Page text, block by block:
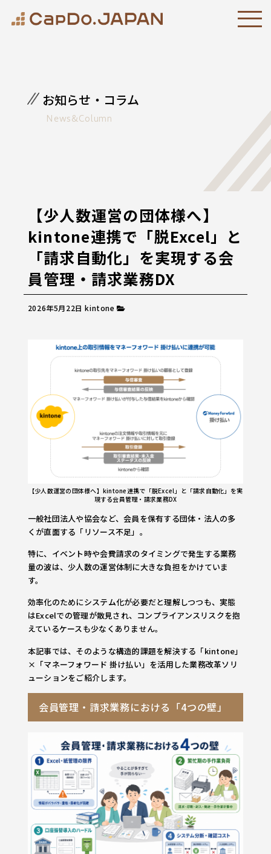
お知らせ・コラム
News&Column
【少人数運営の団体様へ】
kintone連携で「脱Excel」と
「請求自動化」を実現する会
員管理・請求業務DX
2026年5月22日kintone
【少人数運営の団体様へ】kintone連携で「脱Excel」と「請求自動化」を実
現する会員管理・請求業務DX
一般社団法人や協会など、会員を保有する団体・法人の多
くが直面する「リソース不足」。
特に、イベント時や会費請求のタイミングで発生する業務
量の波は、少人数の運営体制に大きな負担をかけていま
す。
効率化のためにシステム化が必要だと理解しつつも、実態
はExcelでの管理が散見され、コンプライアンスリスクを抱
えているケースも少なくありません。
本記事では、そのような構造的課題を解決する「kintone」
×「マネーフォワード 掛け払い」を活用した業務改革ソリ
ューションをご紹介します。
会員管理・請求業務における「4つの壁」